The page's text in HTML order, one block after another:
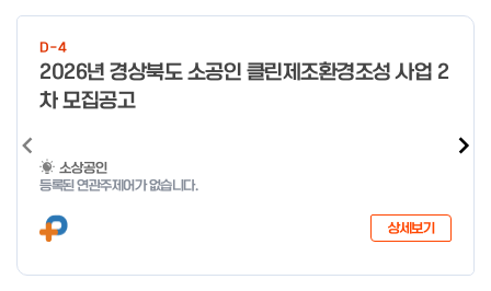
D-4
2026년 경상북도 소공인 클린제조환경조성 사업 2
차 모집공고
소상공인
등록된 연관주제어가 없습니다.
상세보기